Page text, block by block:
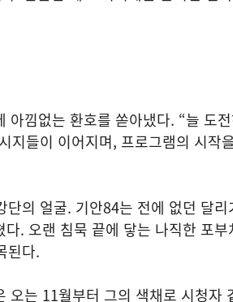
낌없는 환호를 쏟아냈다. “늘 도
지들이 이어지며, 프로그램의 시작
의 얼굴. 기안84는 전에 없던 달리
. 오랜 침묵 끝에 닿는 나직한 포부
된다.
는 11월부터 그의 색채로 시청자